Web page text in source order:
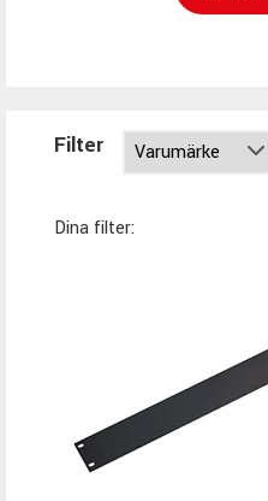
Filter
Dina filter: